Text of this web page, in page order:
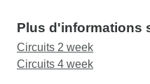
Plus d'informations
Circuits 2 week
Circuits 4 week